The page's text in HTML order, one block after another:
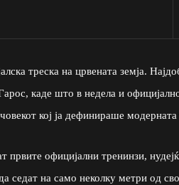
треска на црвената земја.
каде што в недела и
кој ја дефинираше
првите официјални тренинзи,
седат на само неколку метри од